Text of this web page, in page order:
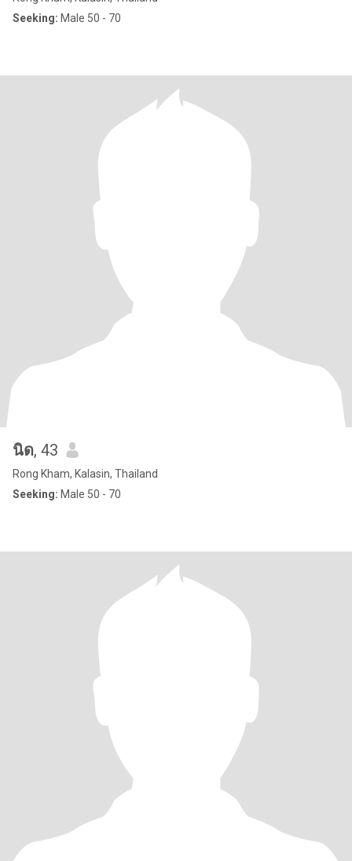
Seeking: Male 50 - 70
นิด, 43
Rong Kham, Kalasin, Thailand
Seeking: Male 50 - 70